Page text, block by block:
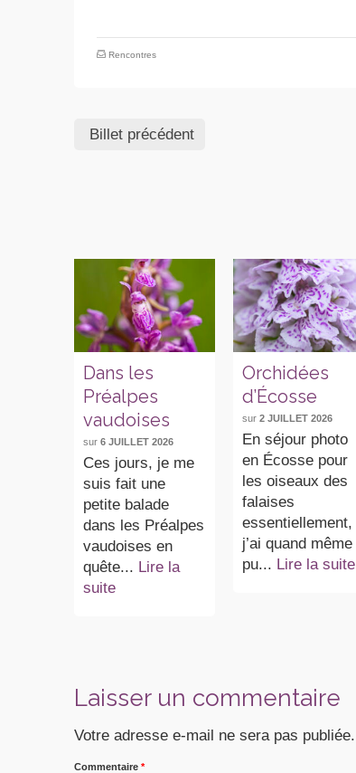
Rencontres
Billet précédent
Dans les
Préalpes
vaudoises
sur6 JUILLET 2026
Ces jours, je me
suis fait une
petite balade
dans les Préalpes
vaudoises en
quête... Lire la
suite
Orchidées
d’Écosse
sur 2 JUILLET 2026
En séjour photo
en Écosse pour
les oiseaux des
falaises
essentiellement,
j’ai quand même
pu... Lire la suite
Laisser un commentaire
Votre adresse e-mail ne sera pas publiée.
Commentaire*